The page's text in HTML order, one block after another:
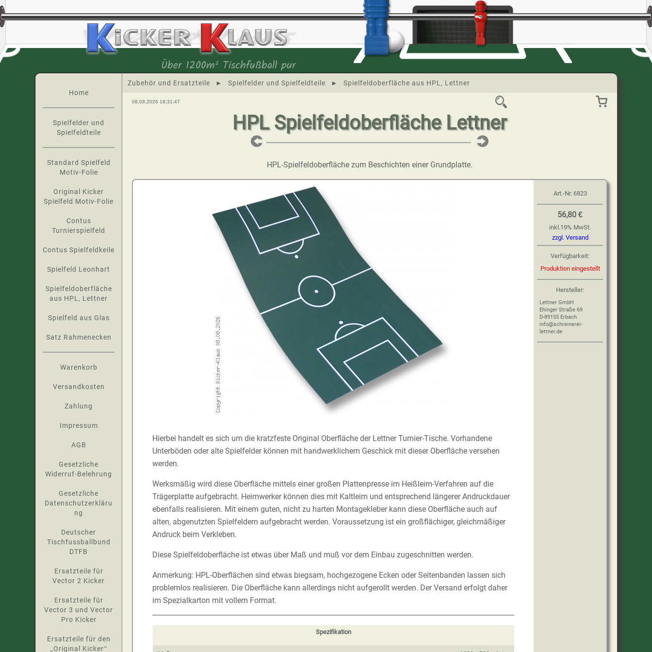
Über 1200m² Tischfußball pur
08.08.2026 18:31:47
HPL Spielfeldoberfläche Lettner
HPL-Spielfeldoberfläche zum Beschichten einer Grundplatte.
Hierbei handelt es sich um die kratzfeste Original Oberfläche der Lettner Turnier-Tische. Vorhandene
Unterböden oder alte Spielfelder können mit handwerklichem Geschick mit dieser Oberfläche versehen
werden.
Werksmäßig wird diese Oberfläche mittels einer großen Plattenpresse im Heißleim-Verfahren auf die
Trägerplatte aufgebracht. Heimwerker können dies mit Kaltleim und entsprechend längerer Andruckdauer
ebenfalls realisieren. Mit einem guten, nicht zu harten Montagekleber kann diese Oberfläche auch auf
alten, abgenutzten Spielfeldern aufgebracht werden. Voraussetzung ist ein großflächiger, gleichmäßiger
Andruck beim Verkleben.
Diese Spielfeldoberfläche ist etwas über Maß und muß vor dem Einbau zugeschnitten werden.
Anmerkung: HPL-Oberflächen sind etwas biegsam, hochgezogene Ecken oder Seitenbanden lassen sich
problemlos realisieren. Die Oberfläche kann allerdings nicht aufgerollt werden. Der Versand erfolgt daher
im Spezialkarton mit vollem Format.
Spezifikation
Art.-Nr. 6823
56,80 €
inkl.19% MwSt.
zzgl. Versand
Verfügbarkeit:
Produktion eingestellt
Hersteller:
Lettner GmbH
Ehinger Straße 69
D-89155 Erbach
info@schreinerei-
lettner.de
Zubehör und Ersatzteile ► Spielfelder und Spielfeldteile ►
Spielfeldoberfläche aus HPL, Lettner
Home
Spielfelder und
Spielfeldteile
Standard Spielfeld
Motiv-Folie
Original Kicker
Spielfeld Motiv-Folie
Contus
Turnierspielfeld
Contus Spielfeldkeile
Spielfeld Leonhart
Spielfeldoberfläche
aus HPL, Lettner
Spielfeld aus Glas
Satz Rahmenecken
Warenkorb
Versandkosten
Zahlung
Impressum
AGB
Gesetzliche
Widerruf-Belehrung
Gesetzliche
Datenschutzerkläru
ng
Deutscher
Tischfussballbund
DTFB
Ersatzteile für
Vector 2 Kicker
Ersatzteile für
Vector 3 und Vector
Pro Kicker
Ersatzteile für den
„Original Kicker“